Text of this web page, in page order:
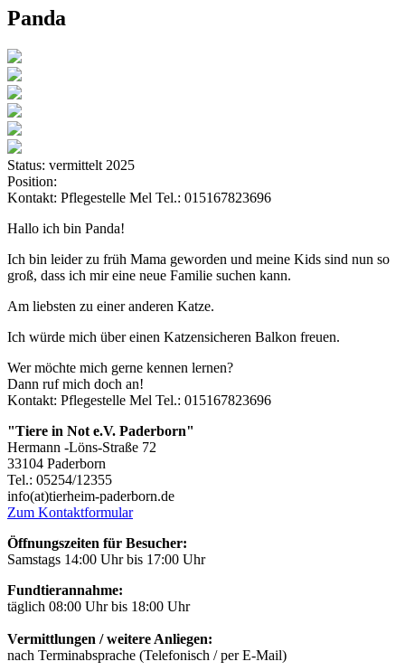
Panda
Status: vermittelt 2025
Position:
Kontakt: Pflegestelle Mel Tel.: 015167823696
Hallo ich bin Panda!
Ich bin leider zu früh Mama geworden und meine Kids sind nun so
groß, dass ich mir eine neue Familie suchen kann.
Am liebsten zu einer anderen Katze.
Ich würde mich über einen Katzensicheren Balkon freuen.
Wer möchte mich gerne kennen lernen?
Dann ruf mich doch an!
Kontakt: Pflegestelle Mel Tel.: 015167823696
"Tiere in Not e.V. Paderborn"
Hermann -Löns-Straße 72
33104 Paderborn
Tel.: 05254/12355
info(at)tierheim-paderborn.de
Zum Kontaktformular
Öffnungszeiten für Besucher:
Samstags 14:00 Uhr bis 17:00 Uhr
Fundtierannahme:
täglich 08:00 Uhr bis 18:00 Uhr
Vermittlungen / weitere Anliegen:
nach Terminabsprache (Telefonisch / per E-Mail)